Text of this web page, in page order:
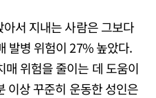
서 지내는 사람은 그보다
발병 위험이 27% 높았다.
위험을 줄이는 데 도움이
이상 꾸준히 운동한 성인은